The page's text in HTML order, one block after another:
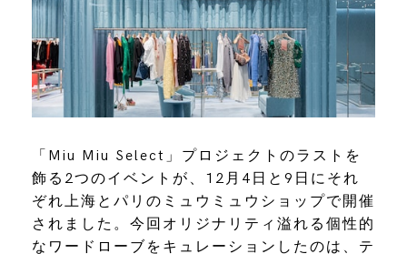
「Miu Miu Select」プロジェクトのラストを
飾る2つのイベントが、12月4日と9日にそれ
ぞれ上海とパリのミュウミュウショップで開催
されました。今回オリジナリティ溢れる個性的
なワードローブをキュレーションしたのは、テ